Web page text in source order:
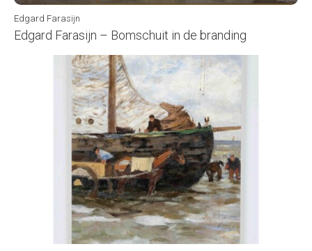
Edgard Farasijn
Edgard Farasijn – Bomschuit in de branding